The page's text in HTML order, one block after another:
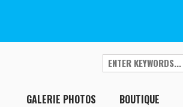
GALERIE PHOTOS BOUTIQUE